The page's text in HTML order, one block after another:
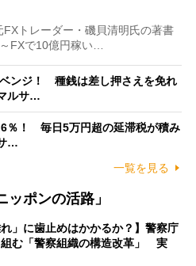
トレーダー・磯貝清明氏の著書
FXで10億円稼い…
ベンジ！ 種銭は差し押さえを免れ
ルサ…
％！ 毎日5万円超の延滞税が積み
…
一覧を見る
ポンの活路」
れ」に歯止めはかかるか？】警察庁
む「警察組織の構造改革」 実